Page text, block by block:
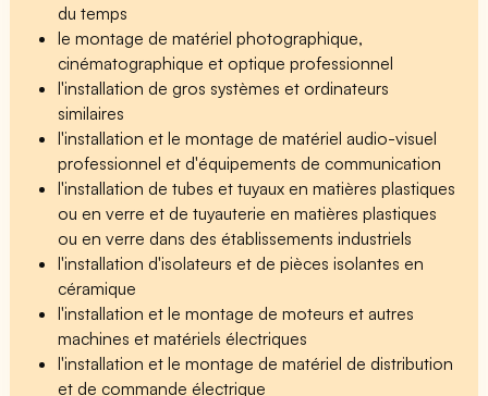
du temps
le montage de matériel photographique,
cinématographique et optique professionnel
l'installation de gros systèmes et ordinateurs
similaires
l'installation et le montage de matériel audio-visuel
professionnel et d'équipements de communication
l'installation de tubes et tuyaux en matières plastiques
ou en verre et de tuyauterie en matières plastiques
ou en verre dans des établissements industriels
l'installation d'isolateurs et de pièces isolantes en
céramique
l'installation et le montage de moteurs et autres
machines et matériels électriques
l'installation et le montage de matériel de distribution
et de commande électrique